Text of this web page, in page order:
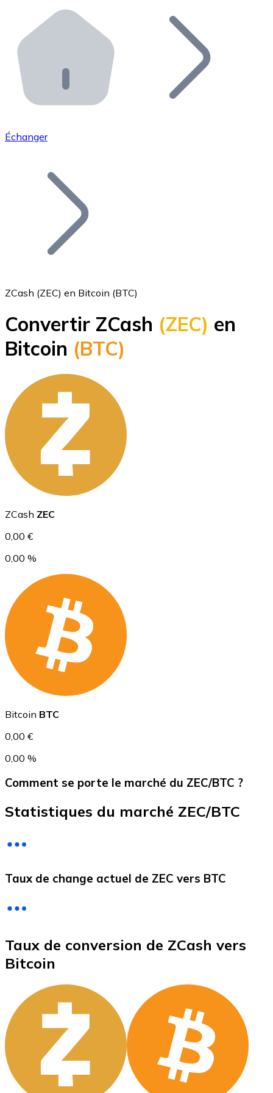
Distributeurs automatiques Bitnovo
Intégrez un ATM Bitnovo dans votre entreprise et
API Bitnovo
Intégrez notre API dans votre écosystème.
Rejoignez notre réseau de distributeurs et
Ajoutez le token de votre projet à notre service
Bitcoin
BTC
Ethereum
ETH
USD Coin
USDC
Échanger
ZCash (ZEC) en Bitcoin (BTC)
Convertir ZCash (ZEC) en
Bitcoin (BTC)
ZCash ZEC
0,00 €
0,00 %
Bitcoin BTC
0,00 €
0,00 %
Comment se porte le marché du ZEC/BTC ?
Statistiques du marché ZEC/BTC
Taux de change actuel de ZEC vers BTC
Taux de conversion de ZCash vers
Bitcoin